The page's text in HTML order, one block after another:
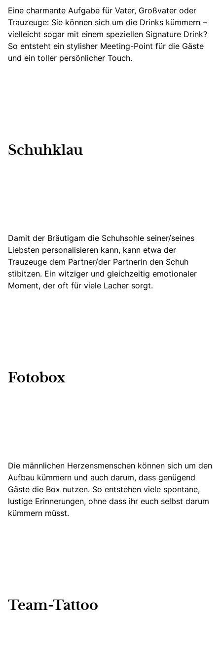
Eine charmante Aufgabe für Vater, Großvater oder
Trauzeuge: Sie können sich um die Drinks kümmern –
vielleicht sogar mit einem speziellen Signature Drink?
So entsteht ein stylisher Meeting-Point für die Gäste
und ein toller persönlicher Touch.
Schuhklau
Damit der Bräutigam die Schuhsohle seiner/seines
Liebsten personalisieren kann, kann etwa der
Trauzeuge dem Partner/der Partnerin den Schuh
stibitzen. Ein witziger und gleichzeitig emotionaler
Moment, der oft für viele Lacher sorgt.
Fotobox
Die männlichen Herzensmenschen können sich um den
Aufbau kümmern und auch darum, dass genügend
Gäste die Box nutzen. So entstehen viele spontane,
lustige Erinnerungen, ohne dass ihr euch selbst darum
kümmern müsst.
Team-Tattoo